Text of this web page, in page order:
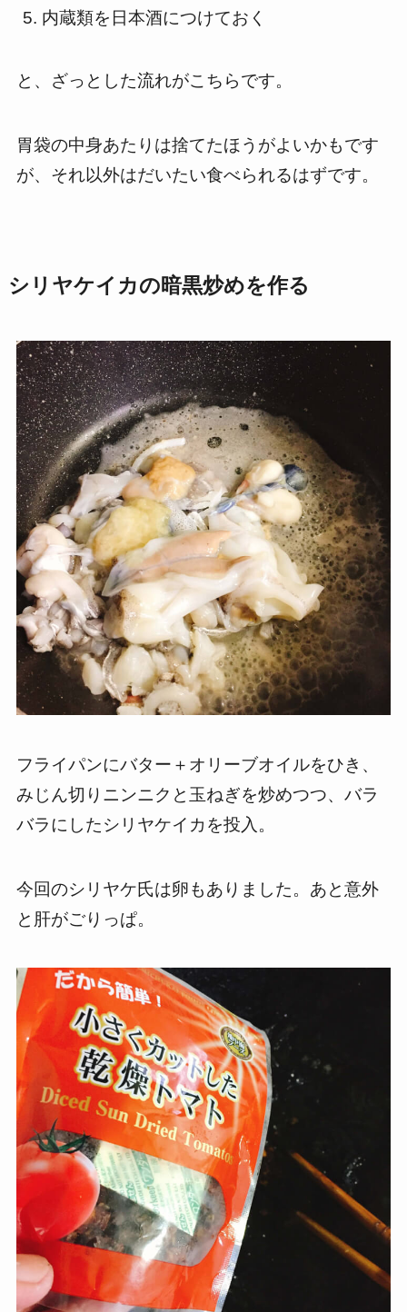
内蔵類を日本酒につけておく
と、ざっとした流れがこちらです。
胃袋の中身あたりは捨てたほうがよいかもです
が、それ以外はだいたい食べられるはずです。
シリヤケイカの暗黒炒めを作る
フライパンにバター＋オリーブオイルをひき、
みじん切りニンニクと玉ねぎを炒めつつ、バラ
バラにしたシリヤケイカを投入。
今回のシリヤケ氏は卵もありました。あと意外
と肝がごりっぱ。